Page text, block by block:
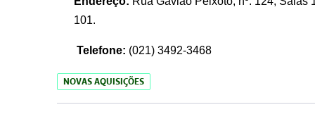
101.
Telefone: (021) 3492-3468
NOVAS AQUISIÇÕES